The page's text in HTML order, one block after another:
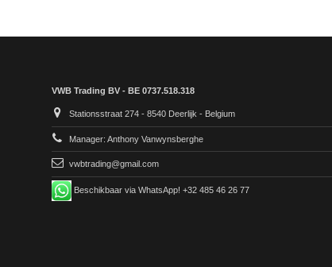
VWB Trading BV - BE 0737.518.318
Stationsstraat 274 - 8540 Deerlijk - Belgium
Manager: Anthony Vanwynsberghe
vwbtrading@gmail.com
Beschikbaar via WhatsApp! +32 485 46 26 77